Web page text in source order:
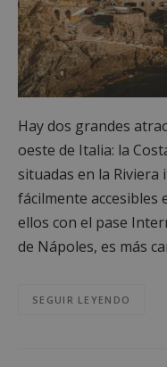
Hay dos grandes
oeste de Italia: la
situadas en la Riviera
fácilmente accesibles
ellos con el pase
de Nápoles, es más
SEGUIR LEYENDO